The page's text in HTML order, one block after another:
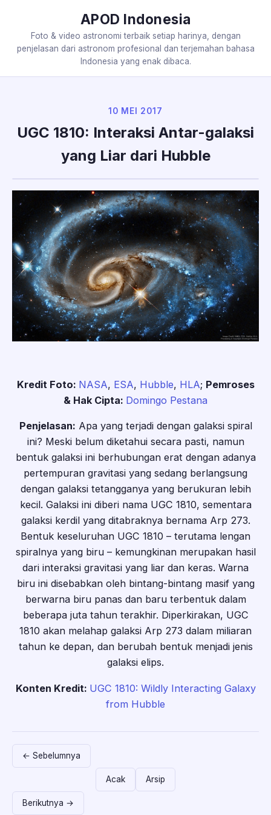
APOD Indonesia
Foto & video astronomi terbaik setiap harinya, dengan
penjelasan dari astronom profesional dan terjemahan bahasa
Indonesia yang enak dibaca.
10 MEI 2017
UGC 1810: Interaksi Antar-galaksi
yang Liar dari Hubble
Kredit Foto: NASA, ESA, Hubble, HLA; Pemroses
& Hak Cipta: Domingo Pestana
Penjelasan: Apa yang terjadi dengan galaksi spiral
ini? Meski belum diketahui secara pasti, namun
bentuk galaksi ini berhubungan erat dengan adanya
pertempuran gravitasi yang sedang berlangsung
dengan galaksi tetangganya yang berukuran lebih
kecil. Galaksi ini diberi nama UGC 1810, sementara
galaksi kerdil yang ditabraknya bernama Arp 273.
Bentuk keseluruhan UGC 1810 – terutama lengan
spiralnya yang biru – kemungkinan merupakan hasil
dari interaksi gravitasi yang liar dan keras. Warna
biru ini disebabkan oleh bintang-bintang masif yang
berwarna biru panas dan baru terbentuk dalam
beberapa juta tahun terakhir. Diperkirakan, UGC
1810 akan melahap galaksi Arp 273 dalam miliaran
tahun ke depan, dan berubah bentuk menjadi jenis
galaksi elips.
Konten Kredit: UGC 1810: Wildly Interacting Galaxy
from Hubble
← Sebelumnya
Acak Arsip
Berikutnya →